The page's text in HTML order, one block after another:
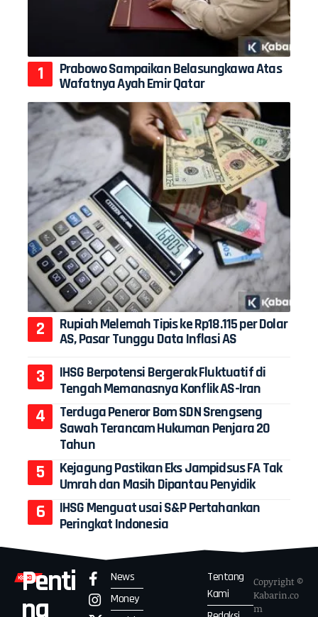
Prabowo Sampaikan Belasungkawa Atas
Wafatnya Ayah Emir Qatar
Rupiah Melemah Tipis ke Rp18.115 per Dolar
AS, Pasar Tunggu Data Inflasi AS
IHSG Berpotensi Bergerak Fluktuatif di
Tengah Memanasnya Konflik AS-Iran
Terduga Peneror Bom SDN Srengseng
Sawah Terancam Hukuman Penjara 20
Tahun
Kejagung Pastikan Eks Jampidsus FA Tak
Umrah dan Masih Dipantau Penyidik
IHSG Menguat usai S&P Pertahankan
Peringkat Indonesia
Penti
News
Money
Tentang
Kami
Copyright ©
Kabarin.co
m